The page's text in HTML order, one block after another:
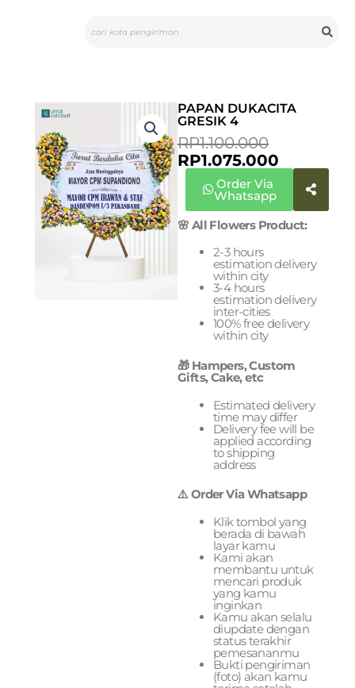
PAPAN DUKACITA
GRESIK 4
RP1.100.000
PRICE
RP1.075.000
Order Via
Whatsapp
🌸 All Flowers Product:
2-3 hours
estimation delivery
within city
3-4 hours
estimation delivery
inter-cities
100% free delivery
within city
🎁 Hampers, Custom
Gifts, Cake, etc
Estimated delivery
time may differ
Delivery fee will be
applied according
to shipping
address
⚠️ Order Via Whatsapp
Klik tombol yang
berada di bawah
layar kamu
Kami akan
membantu untuk
mencari produk
yang kamu
inginkan
Kamu akan selalu
diupdate dengan
status terakhir
pemesananmu
Bukti pengiriman
(foto) akan kamu